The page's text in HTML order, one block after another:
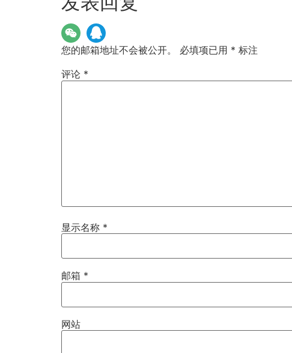
您的邮箱地址不会被公开。 必填项已用 * 标注
评论 *
显示名称 *
邮箱 *
网站